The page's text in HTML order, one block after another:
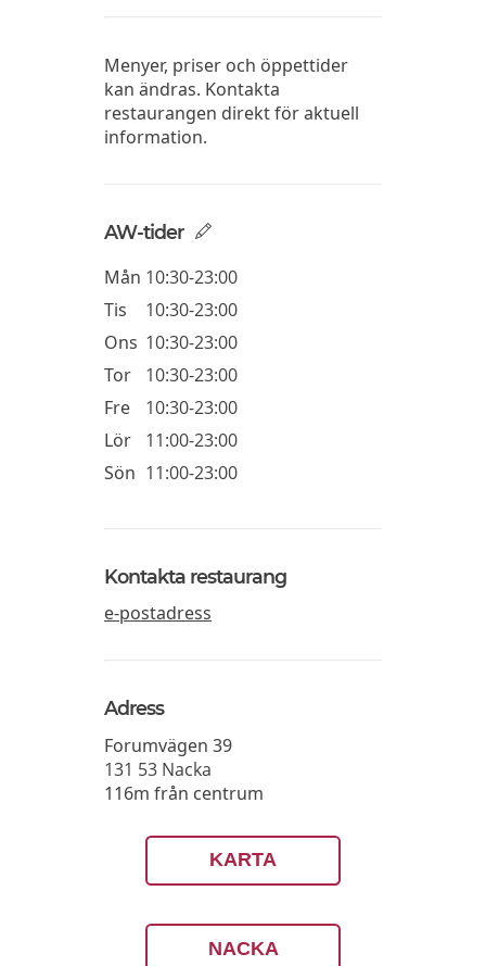
Menyer, priser och öppettider
kan ändras. Kontakta
restaurangen direkt för aktuell
information.
AW-tider
Mån 10:30-23:00
Tis
10:30-23:00
Ons 10:30-23:00
Tor
10:30-23:00
Fre
10:30-23:00
Lör
11:00-23:00
Sön 11:00-23:00
Kontakta restaurang
e-postadress
Adress
Forumvägen 39
131 53 Nacka
116m från centrum
KARTA
NACKA